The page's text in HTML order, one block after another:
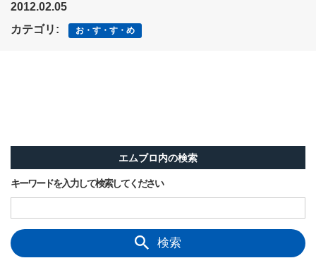
2012.02.05
カテゴリ:
お・す・す・め
エムブロ内の検索
キーワードを入力して検索してください
検索